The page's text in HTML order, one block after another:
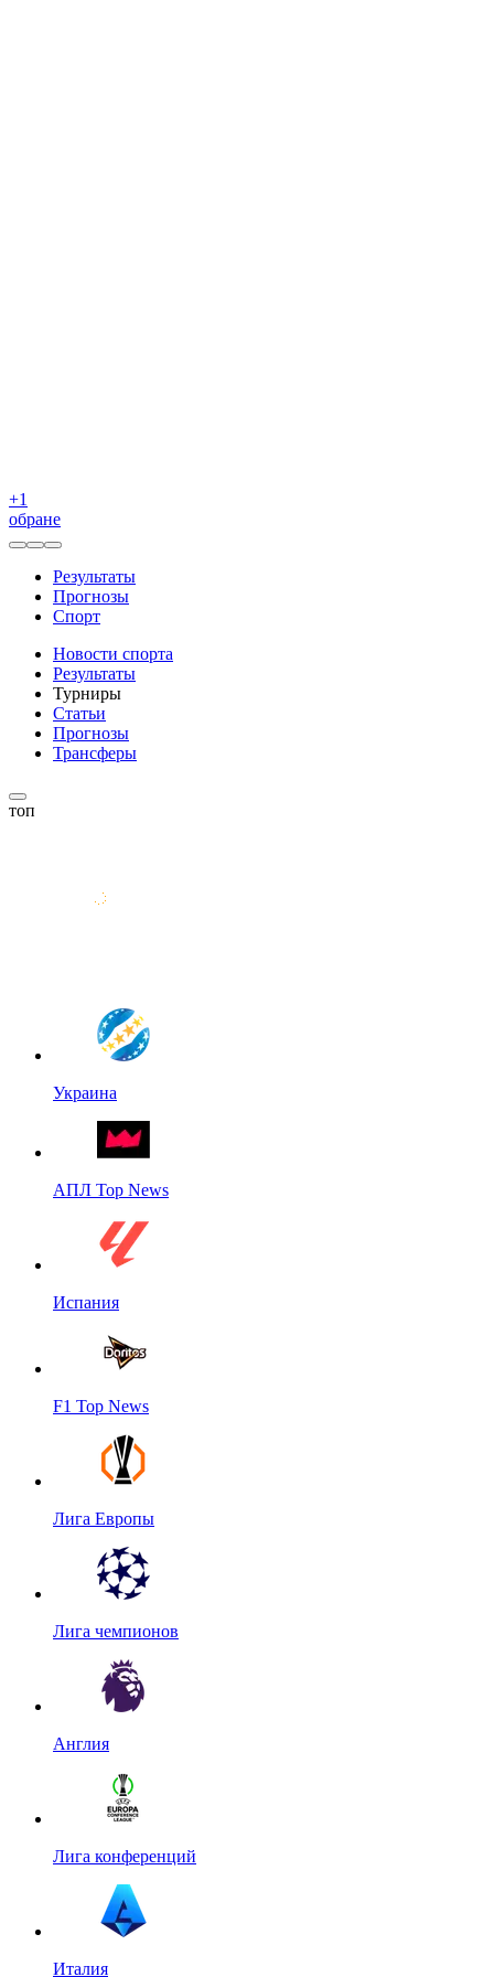
+1
обране
Результаты
Прогнозы
Спорт
Новости спорта
Результаты
Турниры
Статьи
Прогнозы
Трансферы
топ
Украина
АПЛ Top News
Испания
F1 Top News
Лига Европы
Лига чемпионов
Англия
Лига конференций
Италия